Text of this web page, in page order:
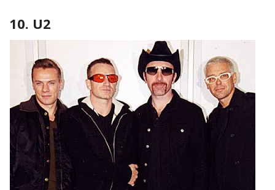
10. U2